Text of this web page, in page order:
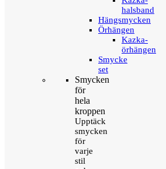
halsband
Hängsmycken
Örhängen
Kazka-
örhängen
Smycke
set
Smycken
för
hela
kroppen
Upptäck
smycken
för
varje
stil